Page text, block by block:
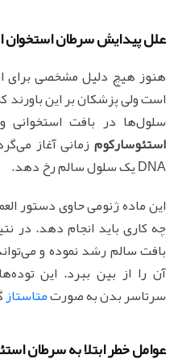
علل پیدایش سرطان
هنوز هیچ دلیل مشخصی برای
است ولی پزشکان بر این باورند
سلول‌ها در بافت
استئوسارکوم زمانی آغاز
DNA یک سلول سالم رخ دهد.
این ماده ژنومی حاوی دستور
چه کاری باید انجام دهد. در
بافت سالم رشد نموده و
آن را از بین ببرد. این
سرتاسر بدن به صورتمتاستاز
عوامل خطر ابتلا به سرطان